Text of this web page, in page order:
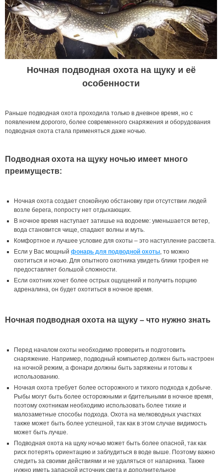
Ночная подводная охота на щуку и её
особенности
Раньше подводная охота проходила только в дневное время, но с
появлением дорогого, более современного снаряжения и оборудования
подводная охота стала применяться даже ночью.
Подводная охота на щуку ночью имеет много
преимуществ:
Ночная охота создает спокойную обстановку при отсутствии людей
возле берега, попросту нет отдыхающих.
В ночное время наступает затишье на водоеме: уменьшается ветер,
вода становится чище, спадают волны и муть.
Комфортное и лучшее условие для охоты – это наступление рассвета.
Если у Вас мощный фонарь для подводной охоты, то можно
охотиться и ночью. Для опытного охотника увидеть блики трофея не
предоставляет большой сложности.
Если охотник хочет более острых ощущений и получить порцию
адреналина, он будет охотиться в ночное время.
Ночная подводная охота на щуку – что нужно знать
Перед началом охоты необходимо проверить и подготовить
снаряжение. Например, подводный компьютер должен быть настроен
на ночной режим, а фонари должны быть заряжены и готовы к
использованию.
Ночная охота требует более осторожного и тихого подхода к добыче.
Рыбы могут быть более осторожными и бдительными в ночное время,
поэтому охотникам необходимо использовать более тихие и
малозаметные способы подхода. Охота на мелководных участках
также может быть более успешной, так как в этом случае видимость
может быть лучше.
Подводная охота на щуку ночью может быть более опасной, так как
риск потерять ориентацию и заблудиться в воде выше. Поэтому важно
следить за своими действиями и не удаляться от напарника. Также
нужно иметь запасной источник света и дополнительное